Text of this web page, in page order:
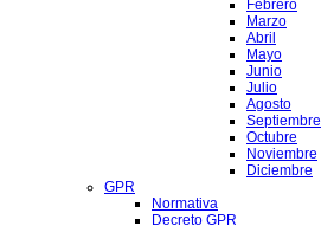
Febrero
Marzo
Abril
Mayo
Junio
Julio
Agosto
Septiembre
Octubre
Noviembre
Diciembre
GPR
Normativa
Decreto GPR